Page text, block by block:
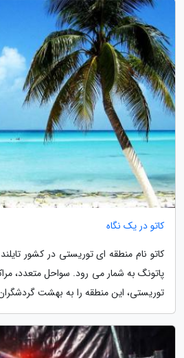
کاتو در یک نگاه
کاتو نام منطقه ای توریستی در کشور
پاتونگ به شمار می رود. سواحل متعدد،
توریستی، این منطقه را به بهشت